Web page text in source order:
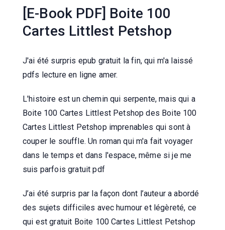
[E-Book PDF] Boite 100
Cartes Littlest Petshop
J'ai été surpris epub gratuit la fin, qui m'a laissé
pdfs lecture en ligne amer.
L'histoire est un chemin qui serpente, mais qui a
Boite 100 Cartes Littlest Petshop des Boite 100
Cartes Littlest Petshop imprenables qui sont à
couper le souffle. Un roman qui m'a fait voyager
dans le temps et dans l'espace, même si je me
suis parfois gratuit pdf
J’ai été surpris par la façon dont l’auteur a abordé
des sujets difficiles avec humour et légèreté, ce
qui est gratuit Boite 100 Cartes Littlest Petshop